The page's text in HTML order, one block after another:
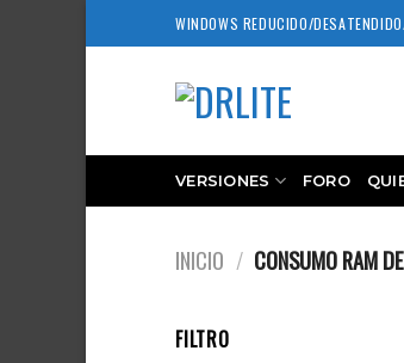
to
WINDOWS REDUCIDO/
VERSIONES FORO
INICIO / CONSUMO RAM
FILTRO